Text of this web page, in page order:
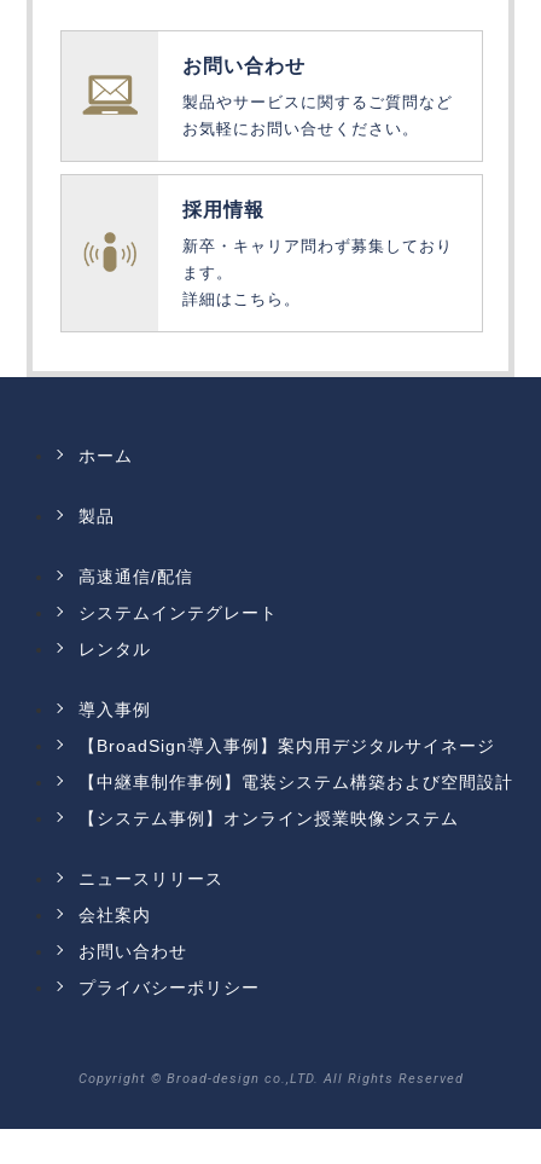
お問い合わせ
製品やサービスに関するご質問など
お気軽にお問い合せください。
採用情報
新卒・キャリア問わず募集しており
ます。
詳細はこちら。
ホーム
製品
高速通信/配信
システムインテグレート
レンタル
導入事例
【BroadSign導入事例】案内用デジタルサイネージ
【中継車制作事例】電装システム構築および空間設計
【システム事例】オンライン授業映像システム
ニュースリリース
会社案内
お問い合わせ
プライバシーポリシー
Copyright © Broad-design co.,LTD. All Rights Reserved